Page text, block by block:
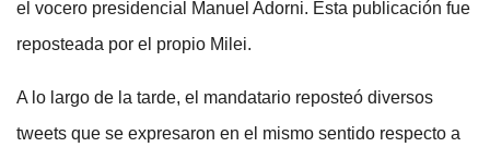
el vocero presidencial Manuel Adorni. Esta publicación fue
reposteada por el propio Milei.
A lo largo de la tarde, el mandatario reposteó diversos
tweets que se expresaron en el mismo sentido respecto a